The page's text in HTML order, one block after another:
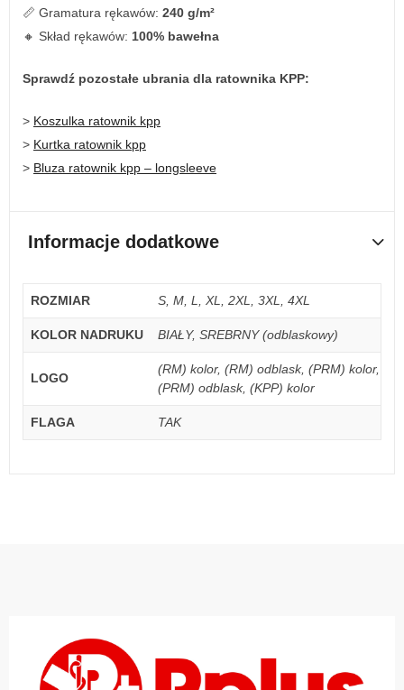
📏 Gramatura rękawów: 240 g/m²
🔸 Skład rękawów: 100% bawełna
Sprawdź pozostałe ubrania dla ratownika KPP:
> Koszulka ratownik kpp
> Kurtka ratownik kpp
> Bluza ratownik kpp – longsleeve
Informacje dodatkowe
ROZMIAR S, M, L, XL, 2XL, 3XL, 4XL
KOLOR NADRUKU BIAŁY, SREBRNY (odblaskowy)
LOGO
(RM) kolor, (RM) odblask, (PRM) kolor,
(PRM) odblask, (KPP) kolor
FLAGA TAK